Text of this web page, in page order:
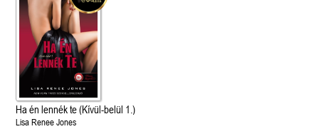
Ha én lennék te (Kívül-belül 1.)
Lisa Renee Jones